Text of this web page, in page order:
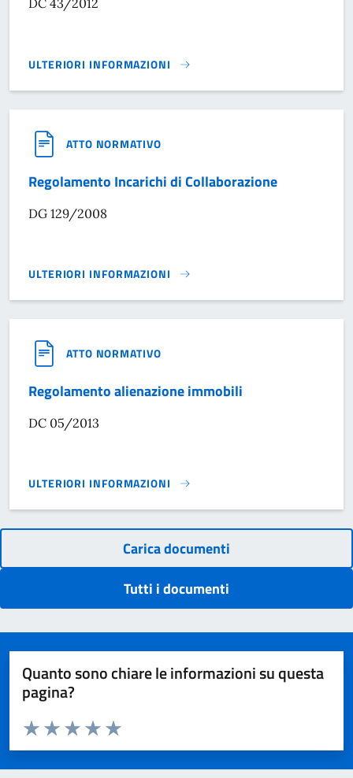
DC 43/2012
ULTERIORI INFORMAZIONI
REGOLAMENTO CONTROLLI INTERNI}
ATTO NORMATIVO
Regolamento Incarichi di Collaborazione
DG 129/2008
ULTERIORI INFORMAZIONI
REGOLAMENTO INCARICHI DI COLLABORAZIONE}
ATTO NORMATIVO
Regolamento alienazione immobili
DC 05/2013
ULTERIORI INFORMAZIONI
REGOLAMENTO ALIENAZIONE IMMOBILI}
Carica documenti
Tutti i documenti
Quanto sono chiare le informazioni su questa
pagina?
Domanda
Valuta da 1 a 5 stelle la pagina
Valuta 5 stelle su 5
Valuta 4 stelle su 5
Valuta 3 stelle su 5
Valuta 2 stelle su 5
Valuta 1 stelle su 5